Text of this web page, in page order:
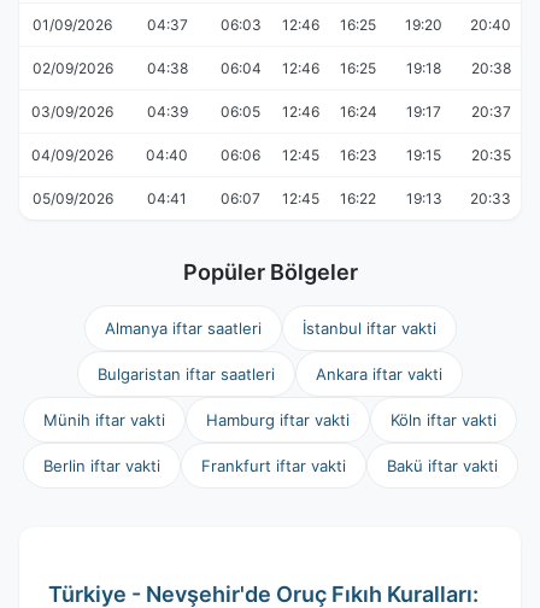
01/09/2026 04:37 06:03 12:46 16:25 19:20 20:40
02/09/2026 04:38 06:04 12:46 16:25 19:18 20:38
03/09/2026 04:39 06:05 12:46 16:24 19:17 20:37
04/09/2026 04:40 06:06 12:45 16:23 19:15 20:35
05/09/2026 04:41 06:07 12:45 16:22 19:13 20:33
Popüler Bölgeler
Almanya iftar saatleri İstanbul iftar vakti
Bulgaristan iftar saatleri Ankara iftar vakti
Münih iftar vakti Hamburg iftar vakti Köln iftar vakti
Berlin iftar vakti Frankfurt iftar vakti Bakü iftar vakti
Türkiye - Nevşehir'de Oruç Fıkıh Kuralları: